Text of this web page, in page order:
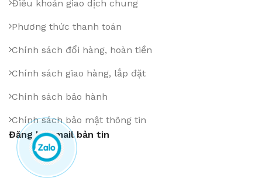
Điều khoản giao dịch chung
Phương thức thanh toán
Chính sách đổi hàng, hoàn tiền
Chính sách giao hàng, lắp đặt
Chính sách bảo hành
Chính sách bảo mật thông tin
Đăng ký Email bản tin